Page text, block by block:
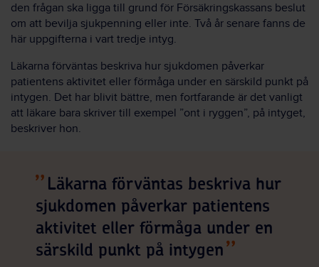
den frågan ska ligga till grund för Försäkringskassans beslut
om att bevilja sjukpenning eller inte. Två år senare fanns de
här uppgifterna i vart tredje intyg.
Läkarna förväntas beskriva hur sjukdomen påverkar
patientens aktivitet eller förmåga under en särskild punkt på
intygen. Det har blivit bättre, men fortfarande är det vanligt
att läkare bara skriver till exempel ”ont i ryggen”, på intyget,
beskriver hon.
Läkarna förväntas beskriva hur
sjukdomen påverkar patientens
aktivitet eller förmåga under en
särskild punkt på intygen